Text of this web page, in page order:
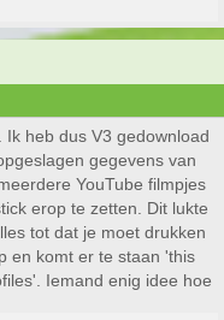
heb dus V3 gedownload
gegevens van
YouTube filmpjes
erop te zetten. Dit lukte
tot dat je moet drukken
en komt er te staan 'this
Iemand enig idee hoe